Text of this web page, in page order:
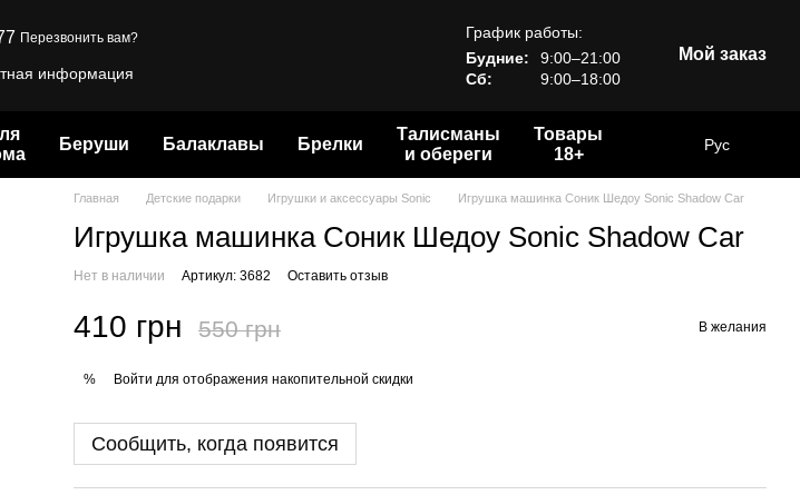
Перезвонить вам?
информация
График работы:
Будние:
9:00–21:00
Сб:
9:00–18:00
Мой заказ
Беруши Балаклавы Брелки
Талисманы
и обереги
Товары
18+
Рус
Главная Детские подарки Игрушки и аксессуары Sonic Игрушка машинка Соник Шедоу Sonic Shadow Car
Игрушка машинка Соник Шедоу Sonic Shadow Car
Нет в наличии Артикул: 3682 Оставить отзыв
410 грн 550 грн В желания
% Войти для отображения накопительной скидки
Сообщить, когда появится